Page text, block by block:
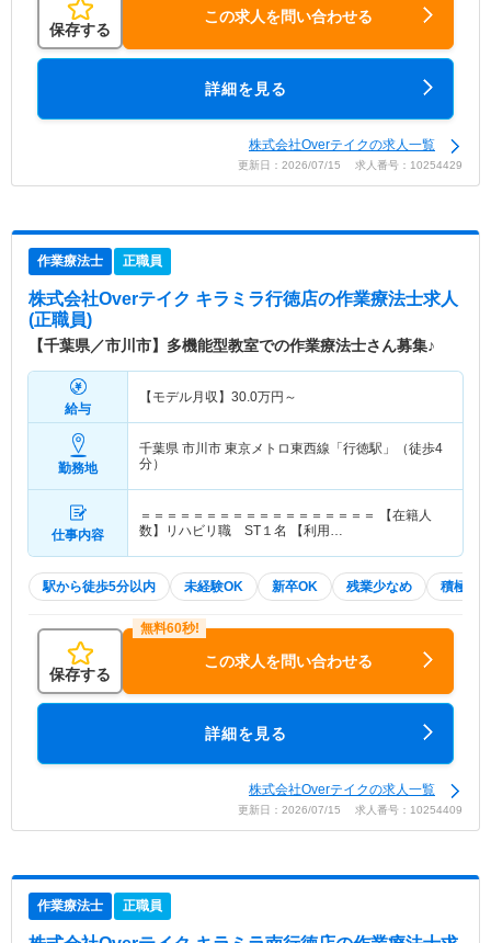
保存する
この求人を問い合わせる
詳細を見る
株式会社Overテイクの求人一覧
更新日：2026/07/15 求人番号：10254429
作業療法士 正職員
株式会社Overテイク キラミラ行徳店の作業療法士求人
(正職員)
【千葉県／市川市】多機能型教室での作業療法士さん募集♪
給与
【モデル月収】 30.0万円～
勤務地
千葉県 市川市 東京メトロ東西線「行徳駅」（徒歩4
分）
仕事内容
＝＝＝＝＝＝＝＝＝＝＝＝＝＝＝＝＝＝ 【在籍人
数】リハビリ職 ST１名 【利用…
駅から徒歩5分以内 未経験OK 新卒OK 残業少なめ 積極採
保存する
この求人を問い合わせる
詳細を見る
株式会社Overテイクの求人一覧
更新日：2026/07/15 求人番号：10254409
作業療法士 正職員